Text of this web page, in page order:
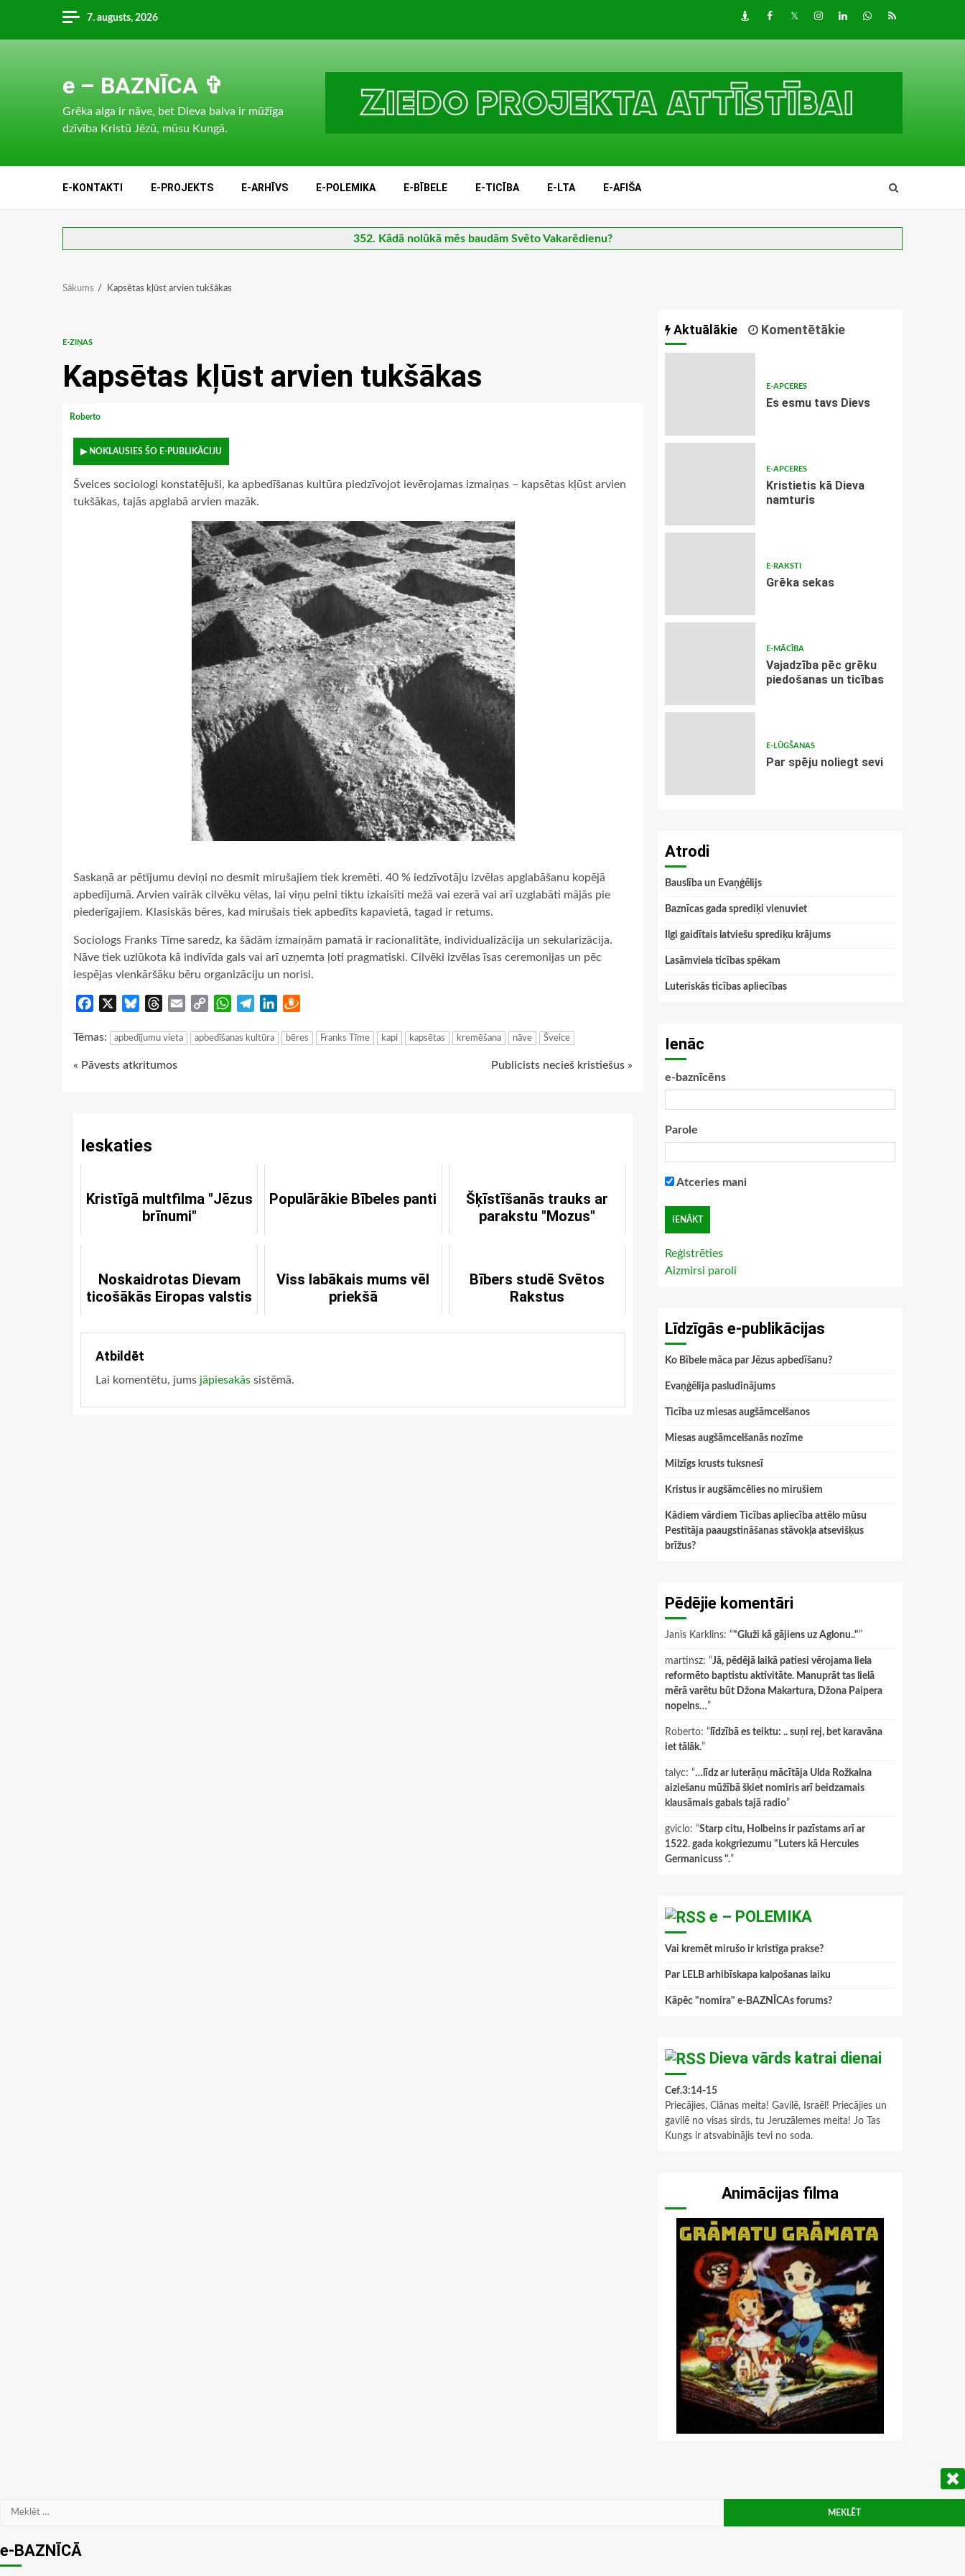
content
7. augusts, 2026 DraugiemFacebook
TwitterInstagram
LinkedInwhatsapp
RSS
e – BAZNĪCA ✞
Grēka alga ir nāve, bet Dieva balva ir mūžīga
dzīvība Kristū Jēzū, mūsu Kungā.
E-KONTAKTI E-PROJEKTS E-ARHĪVS E-POLEMIKA E-BĪBELE E-TICĪBA E-LTA E-AFIŠA
352. Kādā nolūkā mēs baudām Svēto Vakarēdienu?
Sākums Kapsētas kļūst arvien tukšākas
E-ZIŅAS
Kapsētas kļūst arvien tukšākas
Roberto
▶ NOKLAUSIES ŠO E-PUBLIKĀCIJU
Šveices sociologi konstatējuši, ka apbedīšanas kultūra piedzīvojot ievērojamas izmaiņas – kapsētas kļūst arvien
tukšākas, tajās apglabā arvien mazāk.
Saskaņā ar pētījumu deviņi no desmit mirušajiem tiek kremēti. 40 % iedzīvotāju izvēlas apglabāšanu kopējā
apbedījumā. Arvien vairāk cilvēku vēlas, lai viņu pelni tiktu izkaisīti mežā vai ezerā vai arī uzglabāti mājās pie
piederīgajiem. Klasiskās bēres, kad mirušais tiek apbedīts kapavietā, tagad ir retums.
Sociologs Franks Tīme saredz, ka šādām izmaiņām pamatā ir racionalitāte, individualizācija un sekularizācija.
Nāve tiek uzlūkota kā indivīda gals vai arī uzņemta ļoti pragmatiski. Cilvēki izvēlas īsas ceremonijas un pēc
iespējas vienkāršāku bēru organizāciju un norisi.
Facebook BlueskyThreads
Email
Copy
WhatsApp
TelegramLinkedIn
Tēmas: apbedījumu vieta apbedīšanas kultūra bēres Franks Tīme kapi kapsētas kremēšana nāve Šveice
Continue
« Pāvests atkritumos Publicists necieš kristiešus »
Ieskaties
Kristīgā multfilma "Jēzus
brīnumi"
Populārākie Bībeles panti
Šķīstīšanās trauks ar
parakstu "Mozus"
Noskaidrotas Dievam
ticošākās Eiropas valstis
Viss labākais mums vēl
priekšā
Bībers studē Svētos
Rakstus
Atbildēt
Lai komentētu, jums jāpiesakās sistēmā.
Aktuālākie Komentētākie
E-APCERES
Es esmu tavs Dievs
E-APCERES
Kristietis kā Dieva
namturis
E-RAKSTI
Grēka sekas
E-MĀCĪBA
Vajadzība pēc grēku
piedošanas un ticības
E-LŪGŠANAS
Par spēju noliegt sevi
Atrodi
Bauslība un Evaņģēlijs
Baznīcas gada sprediķi vienuviet
Ilgi gaidītais latviešu sprediķu krājums
Lasāmviela ticības spēkam
Luteriskās ticības apliecības
Ienāc
e-baznīcēns
Parole
Atceries mani
Reģistrēties
Aizmirsi paroli
Līdzīgās e-publikācijas
Ko Bībele māca par Jēzus apbedīšanu?
Evaņģēlija pasludinājums
Ticība uz miesas augšāmcelšanos
Miesas augšāmcelšanās nozīme
Milzīgs krusts tuksnesī
Kristus ir augšāmcēlies no mirušiem
Kādiem vārdiem Ticības apliecība attēlo mūsu
Pestītāja paaugstināšanas stāvokļa atsevišķus
brīžus?
Pēdējie komentāri
Janis Karklins: “"Gluži kā gājiens uz Aglonu.."”
martinsz: “Jā, pēdējā laikā patiesi vērojama liela
reformēto baptistu aktivitāte. Manuprāt tas lielā
mērā varētu būt Džona Makartura, Džona Paipera
nopelns…”
Roberto: “ līdzībā es teiktu: .. suņi rej, bet karavāna
iet tālāk.”
talyc: “…līdz ar luterāņu mācītāja Ulda Rožkalna
aiziešanu mūžībā šķiet nomiris arī beidzamais
klausāmais gabals tajā radio”
gviclo: “Starp citu, Holbeins ir pazīstams arī ar
1522. gada kokgriezumu "Luters kā Hercules
Germanicuss ".”
e – POLEMIKA
Vai kremēt mirušo ir kristīga prakse?
Par LELB arhibīskapa kalpošanas laiku
Kāpēc "nomira" e-BAZNĪCAs forums?
Dieva vārds katrai dienai
Cef.3:14-15
Priecājies, Ciānas meita! Gavilē, Israēl! Priecājies un
gavilē no visas sirds, tu Jeruzālemes meita! Jo Tas
Kungs ir atsvabinājis tevi no soda.
Animācijas filma
Meklēt:
e-BAZNĪCĀ